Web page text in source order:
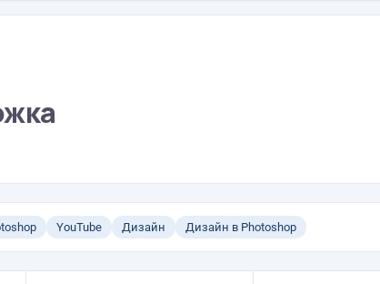
YouTube Дизайн Дизайн в Photoshop